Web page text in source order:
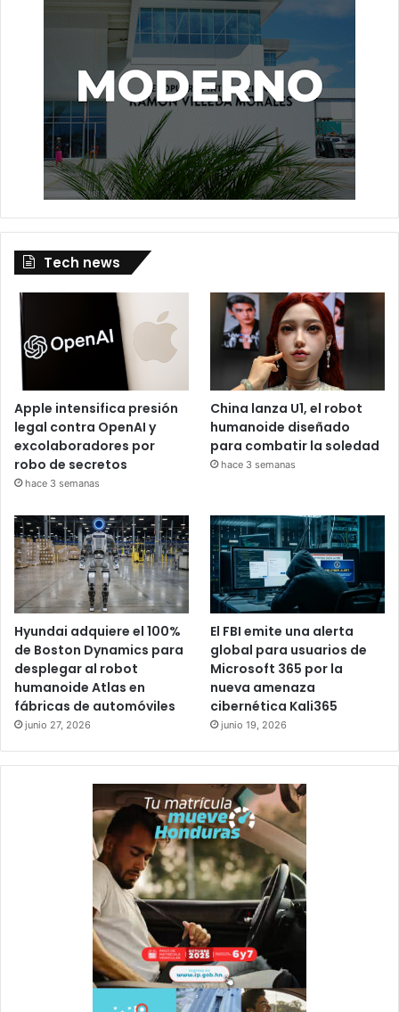
Tech news
Apple intensifica presión
legal contra OpenAI y
excolaboradores por
robo de secretos
hace 3 semanas
China lanza U1, el robot
humanoide diseñado
para combatir la soledad
hace 3 semanas
Hyundai adquiere el 100%
de Boston Dynamics para
desplegar al robot
humanoide Atlas en
fábricas de automóviles
junio 27, 2026
El FBI emite una alerta
global para usuarios de
Microsoft 365 por la
nueva amenaza
cibernética Kali365
junio 19, 2026